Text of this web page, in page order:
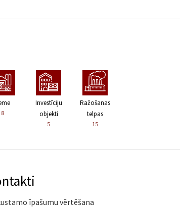
8
Investīciju
objekti
5
Ražošanas
telpas
15
īpašumu vērtēšana